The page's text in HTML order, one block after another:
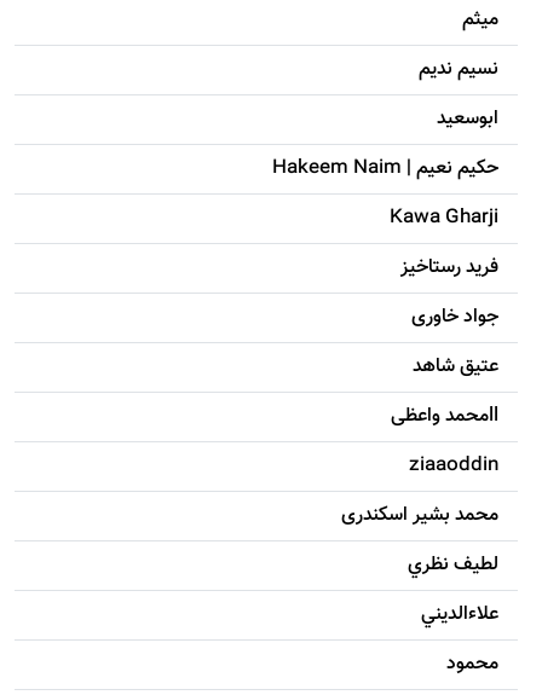
میثم
نسیم ندیم
ابوسعيد
حکيم نعيم | Hakeem Naim
Kawa Gharji
فرید رستاخیز
جواد خاوری
عتیق شاهد
llمحمد واعظی
ziaaoddin
محمد بشیر اسکندری
لطيف نظري
علاءالديني
محمود